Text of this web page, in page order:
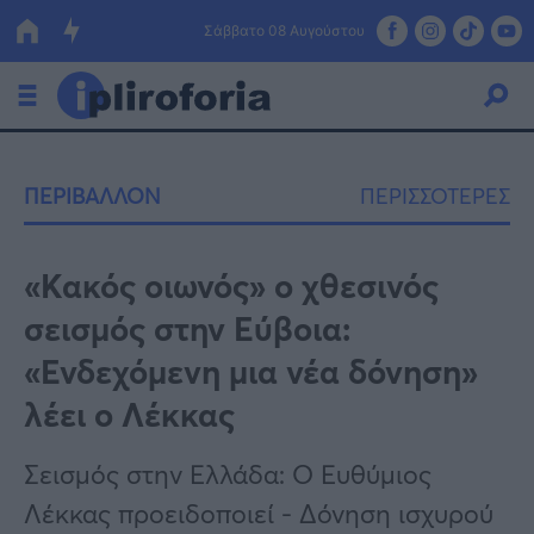
Σάββατο 08 Αυγούστου
Οικονομία
Πολιτική
Τράπεζες
Επιδοτήσεις
Κόσμος
Lifestyle
Αθλητικά
ΠΕΡΙΒΑΛΛΟΝ ΠΕΡΙΣΣΟΤΕΡΕΣ
«Κακός οιωνός» ο χθεσινός
σεισμός στην Εύβοια:
«Ενδεχόμενη μια νέα δόνηση»
λέει ο Λέκκας
Σεισμός στην Ελλάδα: O Ευθύμιος
Λέκκας προειδοποιεί - Δόνηση ισχυρού